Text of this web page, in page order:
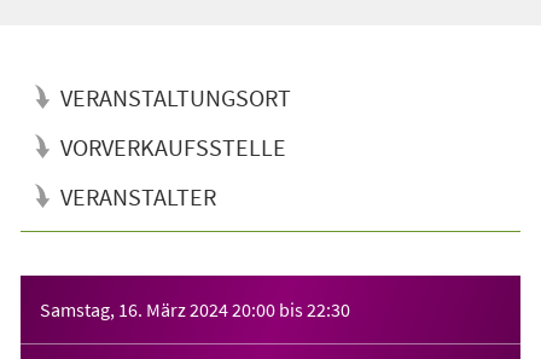
VERANSTALTUNGSORT
VORVERKAUFSSTELLE
VERANSTALTER
Samstag, 16. März 202420:00 bis22:30